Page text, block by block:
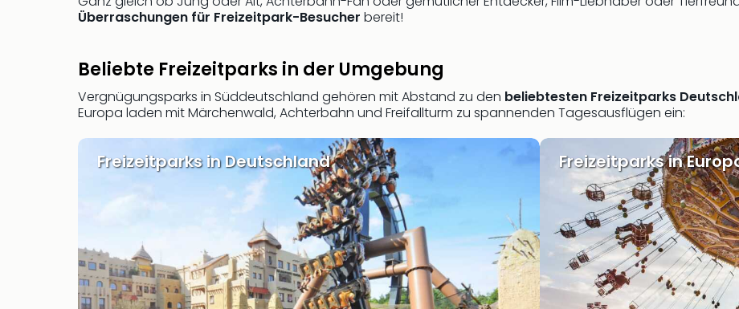
Überraschungen für Freizeitpark-Besucher bereit!
Beliebte Freizeitparks in der Umgebung
Vergnügungsparks in Süddeutschland gehören mit Abstand zu den beliebtesten Freizeitparks
Europa laden mit Märchenwald, Achterbahn und Freifallturm zu spannenden Tagesausflügen ein:
Freizeitparks in Deutschland Freizeitparks in